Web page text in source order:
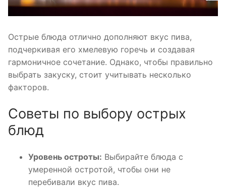
Острые блюда отлично дополняют вкус пива,
подчеркивая его хмелевую горечь и создавая
гармоничное сочетание. Однако, чтобы правильно
выбрать закуску, стоит учитывать несколько
факторов.
Советы по выбору острых
блюд
Уровень остроты: Выбирайте блюда с
умеренной остротой, чтобы они не
перебивали вкус пива.